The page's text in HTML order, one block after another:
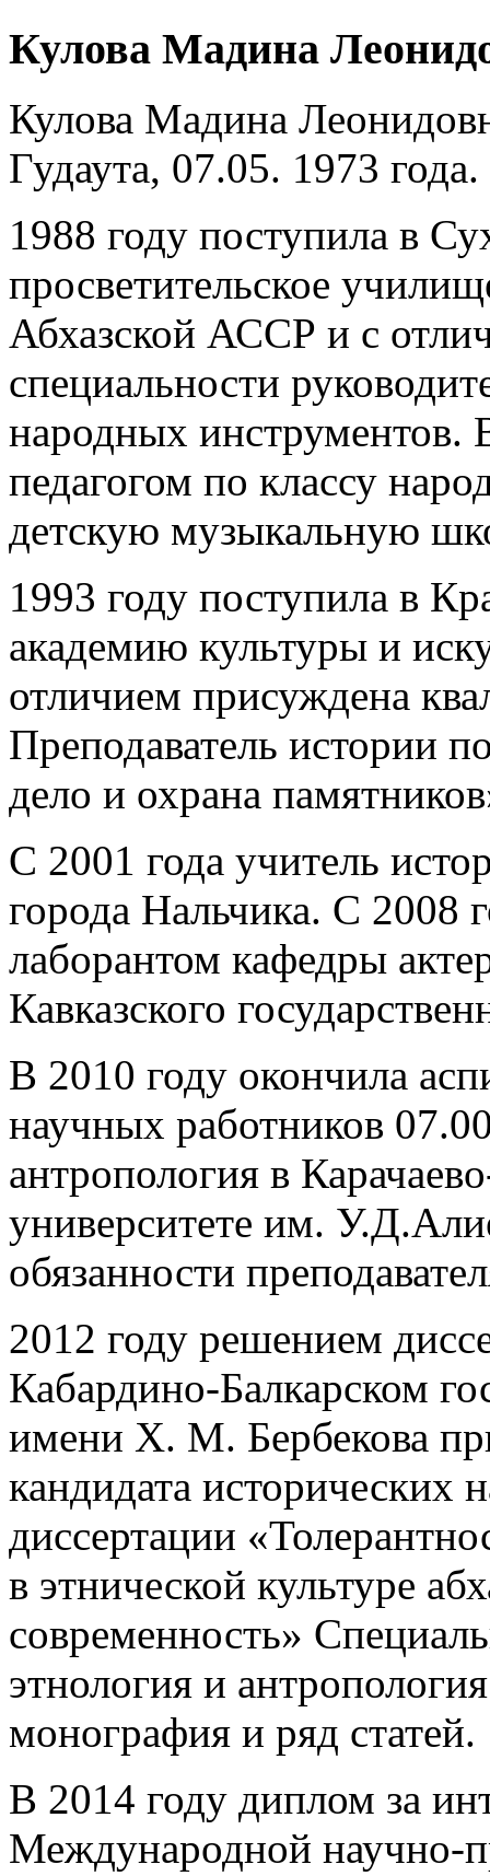
Кулова Мадина
Кулова Мадина
Гудаута, 07.05. 1973 года.
1988 году поступила в
просветительское
Абхазской АССР и с
специальности
народных инструментов.
педагогом по классу
детскую музыкальную
1993 году поступила в
академию культуры и
отличием присуждена
Преподаватель истории
дело и охрана
С 2001 года учитель
города Нальчика. С 2008
лаборантом кафедры
Кавказского
В 2010 году окончила
научных работников
антропология в
университете им.
обязанности
2012 году решением
Кабардино-Балкарском
имени Х. М. Бербекова
кандидата исторических
диссертации
в этнической культуре
современность»
этнология и
монография и ряд статей.
В 2014 году диплом за
Международной научно-